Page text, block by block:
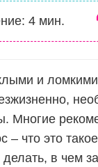
4 мин.
и
Многие
– что это
делать, в чем